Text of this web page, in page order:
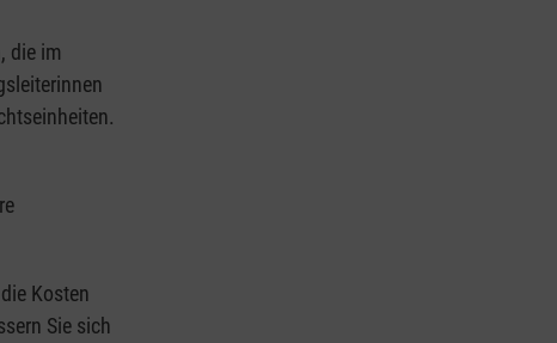
die im
Kosten
Sie sich